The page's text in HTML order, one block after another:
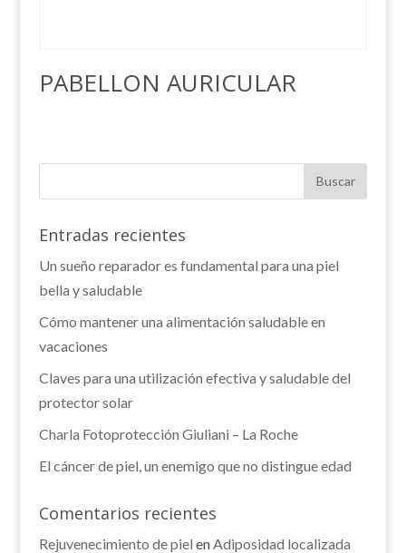
PABELLON AURICULAR
Entradas recientes
Un sueño reparador es fundamental para una piel
bella y saludable
Cómo mantener una alimentación saludable en
vacaciones
Claves para una utilización efectiva y saludable del
protector solar
Charla Fotoprotección Giuliani – La Roche
El cáncer de piel, un enemigo que no distingue edad
Comentarios recientes
Rejuvenecimiento de piel en Adiposidad localizada